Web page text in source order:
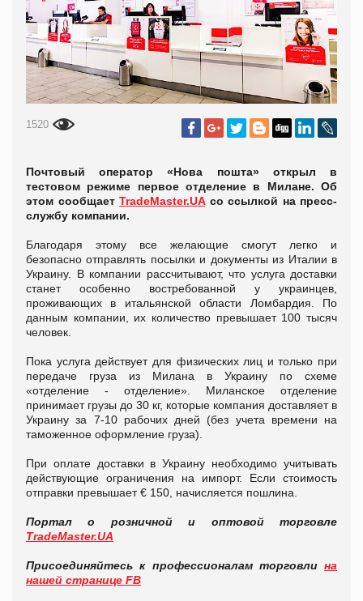
1520
Почтовый оператор «Нова пошта» открыл в
тестовом режиме первое отделение в Милане. Об
этом сообщает TradeMaster.UAсо ссылкой на пресс-
службу компании.
Благодаря этому все желающие смогут легко и
безопасно отправлять посылки и документы из Италии в
Украину. В компании рассчитывают, что услуга доставки
станет особенно востребованной у украинцев,
проживающих в итальянской области Ломбардия. По
данным компании, их количество превышает 100 тысяч
человек.
Пока услуга действует для физических лиц и только при
передаче груза из Милана в Украину по схеме
«отделение - отделение». Миланское отделение
принимает грузы до 30 кг, которые компания доставляет в
Украину за 7-10 рабочих дней (без учета времени на
таможенное оформление груза).
При оплате доставки в Украину необходимо учитывать
действующие ограничения на импорт. Если стоимость
отправки превышает € 150, начисляется пошлина.
Портал о розничной и оптовой торговле
TradeMaster.UA
Присоединяйтесь к профессионалам торговли на
нашей странице FB